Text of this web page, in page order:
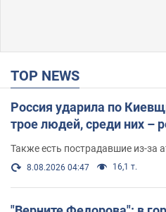
TOP NEWS
Россия ударила по
трое людей, среди них –
Также есть пострадавшие из-за
8.08.2026 04:47 16,1 т.